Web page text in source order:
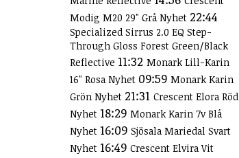
Modig M20 29" Grå Nyhet 22:44
Specialized Sirrus 2.0 EQ Step-
Through Gloss Forest Green/Black
Reflective 11:32 Monark Lill-Karin
16" Rosa Nyhet 09:59 Monark Karin
Grön Nyhet 21:31 Crescent Elora Röd
Nyhet 18:29 Monark Karin 7v Blå
Nyhet 16:09 Sjösala Mariedal Svart
Nyhet 16:49 Crescent Elvira Vit